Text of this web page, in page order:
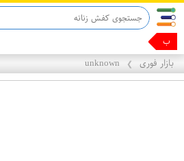
با همین
بازار فوری ❯
unknown